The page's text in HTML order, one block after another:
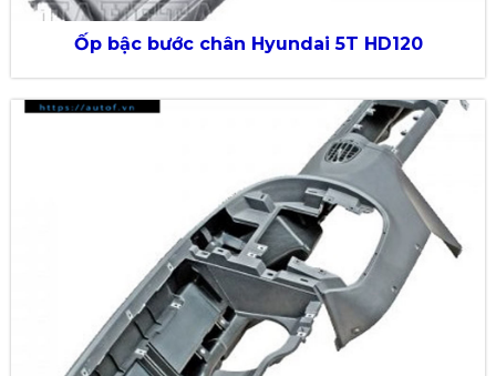
Ốp bậc bước chân Hyundai 5T HD120